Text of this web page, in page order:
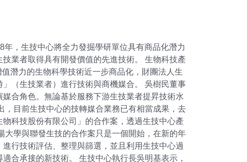
，生技中心將全力發掘學研單位具有商品化潛力
業者取得具有開發價值的先進技術。 生物科技產
潛力的生物科學技術近一步商品化，財團法人生
（生技業者）進行技術與商機媒合。 吳樹民董事
合角色。無論基於服務下游生技業者提昇技術水
目前生技中心的技轉媒合業務已有相當成果，去
科技股份有限公司」的合作案，透過生技中心產
學與聯發生技的合作案只是一個開始，在新的年
行技術評估、整理與篩選，並且利用生技中心過
合承接的新技術。 生技中心執行長吳明基表示，